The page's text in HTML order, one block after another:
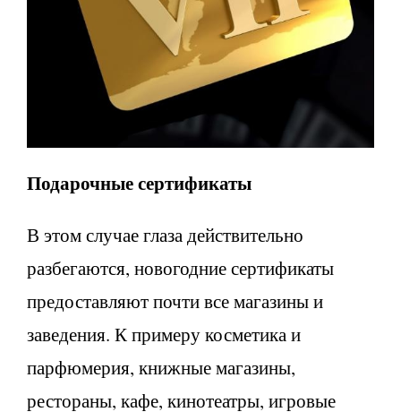
Подарочные сертификаты
В этом случае глаза действительно
разбегаются, новогодние сертификаты
предоставляют почти все магазины и
заведения. К примеру косметика и
парфюмерия, книжные магазины,
рестораны, кафе, кинотеатры, игровые